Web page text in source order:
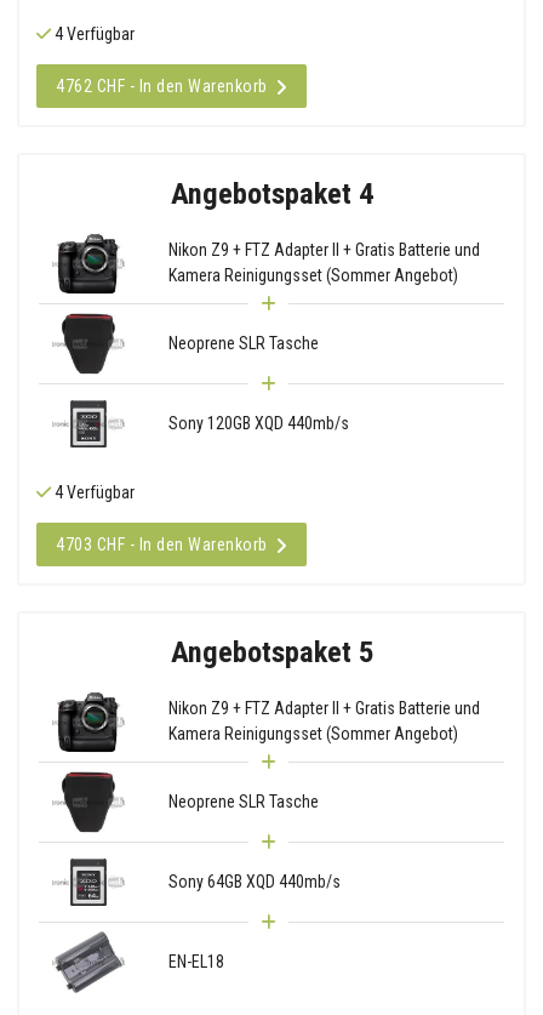
4 Verfügbar
4762 CHF - In den Warenkorb
Angebotspaket 4
Nikon Z9 + FTZ Adapter II + Gratis Batterie und
Kamera Reinigungsset (Sommer Angebot)
Neoprene SLR Tasche
Sony 120GB XQD 440mb/s
4 Verfügbar
4703 CHF - In den Warenkorb
Angebotspaket 5
Nikon Z9 + FTZ Adapter II + Gratis Batterie und
Kamera Reinigungsset (Sommer Angebot)
Neoprene SLR Tasche
Sony 64GB XQD 440mb/s
EN-EL18